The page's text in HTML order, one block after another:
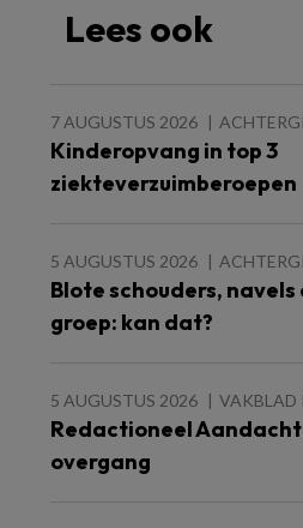
Lees ook
7 AUGUSTUS 2026
Kinderopvang in top 3
ziekteverzuimberoepen
5 AUGUSTUS 2026
Blote schouders,
groep: kan dat?
5 AUGUSTUS 2026 VAKBLAD
Redactioneel
overgang